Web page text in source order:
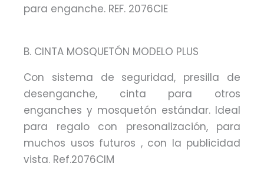
para enganche. REF. 2076CIE
B. CINTA MOSQUETÓN MODELO PLUS
Con sistema de seguridad, presilla de
desenganche, cinta para otros
enganches y mosquetón estándar. Ideal
para regalo con presonalización, para
muchos usos futuros , con la publicidad
vista. Ref.2076CIM